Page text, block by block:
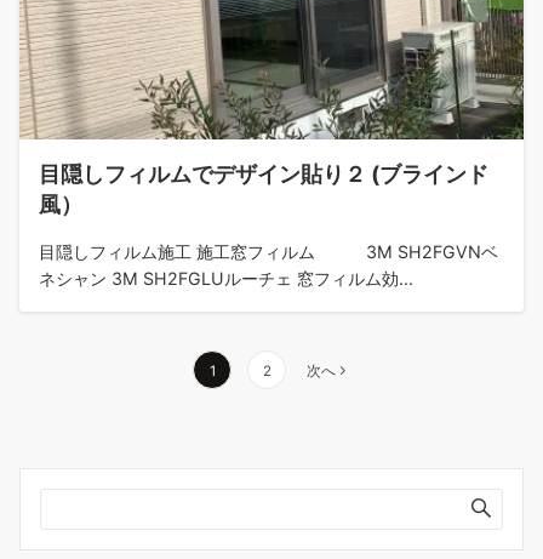
目隠しフィルムでデザイン貼り２ (ブラインド
風）
目隠しフィルム施工 施工窓フィルム 3M SH2FGVNベ
ネシャン 3M SH2FGLUルーチェ 窓フィルム効...
送
1 2 次へ